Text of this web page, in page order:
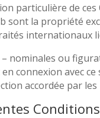
particulière de
sont la propriété
internationaux
nominales ou
connexion avec
accordée par